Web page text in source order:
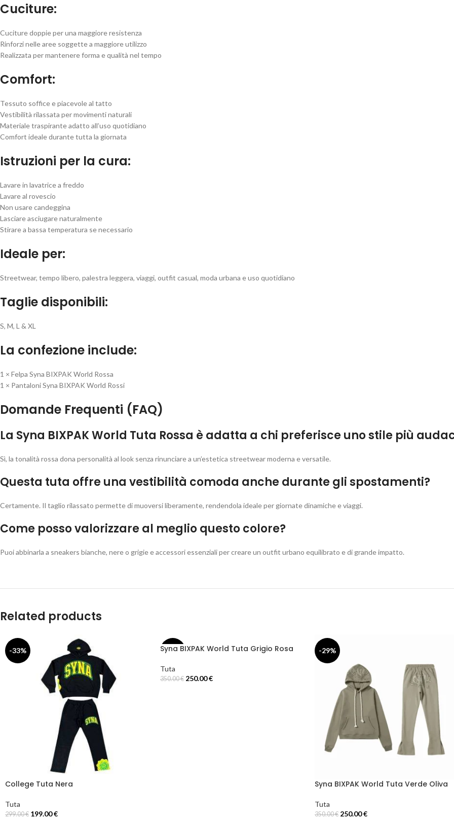
Cuciture:
Cuciture doppie per una maggiore resistenza
Rinforzi nelle aree soggette a maggiore utilizzo
Realizzata per mantenere forma e qualità nel tempo
Comfort:
Tessuto soffice e piacevole al tatto
Vestibilità rilassata per movimenti naturali
Materiale traspirante adatto all’uso quotidiano
Comfort ideale durante tutta la giornata
Istruzioni per la cura:
Lavare in lavatrice a freddo
Lavare al rovescio
Non usare candeggina
Lasciare asciugare naturalmente
Stirare a bassa temperatura se necessario
Ideale per:
Streetwear, tempo libero, palestra leggera, viaggi, outfit casual, moda urbana e uso quotidiano
Taglie disponibili:
S, M, L & XL
La confezione include:
1 × Felpa Syna BIXPAK World Rossa
1 × Pantaloni Syna BIXPAK World Rossi
Domande Frequenti (FAQ)
La Syna BIXPAK World Tuta Rossa è adatta a chi preferisce uno stile più
Sì, la tonalità rossa dona personalità al look senza rinunciare a un’estetica streetwear moderna e versatile.
Questa tuta offre una vestibilità comoda anche durante gli spostamenti?
Certamente. Il taglio rilassato permette di muoversi liberamente, rendendola ideale per giornate dinamiche e viaggi.
Come posso valorizzare al meglio questo colore?
Puoi abbinarla a sneakers bianche, nere o grigie e accessori essenziali per creare un outfit urbano equilibrato e di grande impatto.
Related products
-33%
College Tuta Nera
Tuta
299.00€ 199.00€
-29%
Syna BIXPAK World Tuta Grigio Rosa
Tuta
350.00€ 250.00€
-29%
Syna BIXPAK World Tuta Verde Oliva
Tuta
350.00€ 250.00€